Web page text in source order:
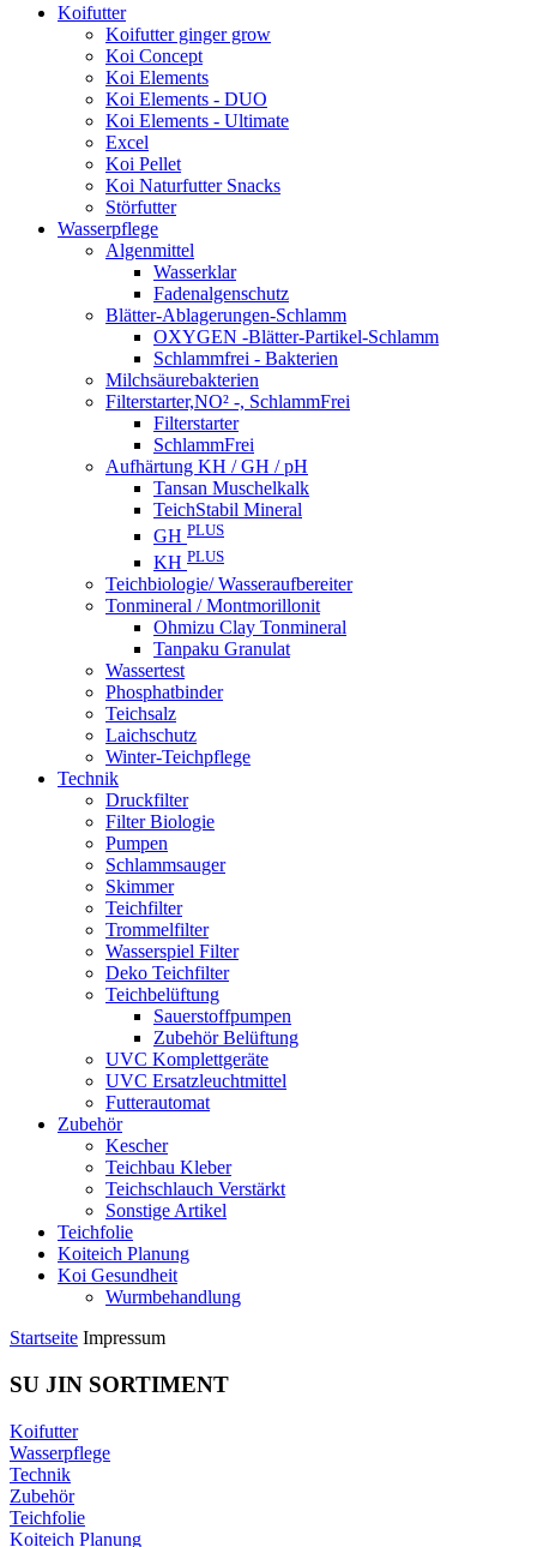
Koifutter
Koifutter ginger grow
Koi Concept
Koi Elements
Koi Elements - DUO
Koi Elements - Ultimate
Excel
Koi Pellet
Koi Naturfutter Snacks
Störfutter
Wasserpflege
Algenmittel
Wasserklar
Fadenalgenschutz
Blätter-Ablagerungen-Schlamm
OXYGEN -Blätter-Partikel-Schlamm
Schlammfrei - Bakterien
Milchsäurebakterien
Filterstarter,NO² -, SchlammFrei
Filterstarter
SchlammFrei
Aufhärtung KH / GH / pH
Tansan Muschelkalk
TeichStabil Mineral
GH PLUS
KH PLUS
Teichbiologie/ Wasseraufbereiter
Tonmineral / Montmorillonit
Ohmizu Clay Tonmineral
Tanpaku Granulat
Wassertest
Phosphatbinder
Teichsalz
Laichschutz
Winter-Teichpflege
Technik
Druckfilter
Filter Biologie
Pumpen
Schlammsauger
Skimmer
Teichfilter
Trommelfilter
Wasserspiel Filter
Deko Teichfilter
Teichbelüftung
Sauerstoffpumpen
Zubehör Belüftung
UVC Komplettgeräte
UVC Ersatzleuchtmittel
Futterautomat
Zubehör
Kescher
Teichbau Kleber
Teichschlauch Verstärkt
Sonstige Artikel
Teichfolie
Koiteich Planung
Koi Gesundheit
Wurmbehandlung
Startseite Impressum
SU JIN SORTIMENT
Koifutter
Wasserpflege
Technik
Zubehör
Teichfolie
Koiteich Planung